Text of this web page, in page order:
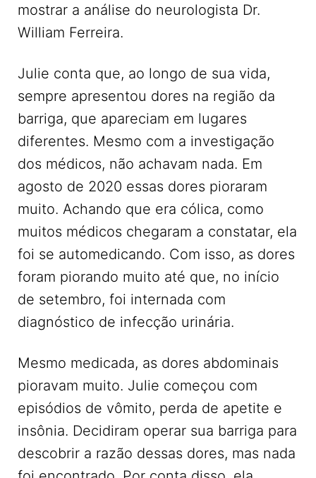
mostrar a análise do neurologista Dr.
William Ferreira.
Julie conta que, ao longo de sua vida,
sempre apresentou dores na região da
barriga, que apareciam em lugares
diferentes. Mesmo com a investigação
dos médicos, não achavam nada. Em
agosto de 2020 essas dores pioraram
muito. Achando que era cólica, como
muitos médicos chegaram a constatar, ela
foi se automedicando. Com isso, as dores
foram piorando muito até que, no início
de setembro, foi internada com
diagnóstico de infecção urinária.
Mesmo medicada, as dores abdominais
pioravam muito. Julie começou com
episódios de vômito, perda de apetite e
insônia. Decidiram operar sua barriga para
descobrir a razão dessas dores, mas nada